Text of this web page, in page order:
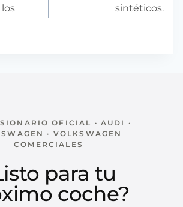
sintéticos.
OFICIAL · AUDI ·
· VOLKSWAGEN
COMERCIALES
para tu
coche?